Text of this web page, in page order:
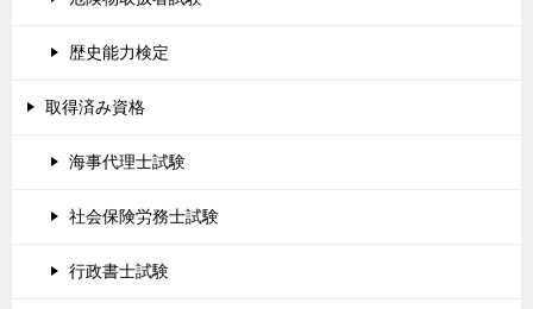
歴史能力検定
取得済み資格
海事代理士試験
社会保険労務士試験
行政書士試験